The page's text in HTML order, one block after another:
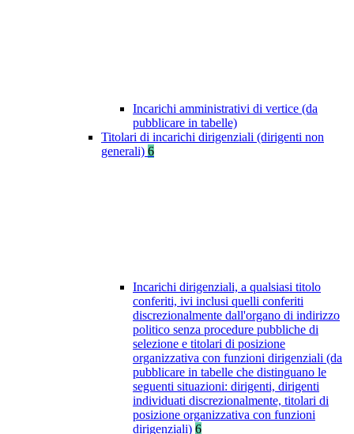
Incarichi amministrativi di vertice (da
pubblicare in tabelle)
Titolari di incarichi dirigenziali (dirigenti non
generali) 6
Incarichi dirigenziali, a qualsiasi titolo
conferiti, ivi inclusi quelli conferiti
discrezionalmente dall'organo di indirizzo
politico senza procedure pubbliche di
selezione e titolari di posizione
organizzativa con funzioni dirigenziali (da
pubblicare in tabelle che distinguano le
seguenti situazioni: dirigenti, dirigenti
individuati discrezionalmente, titolari di
posizione organizzativa con funzioni
dirigenziali) 6